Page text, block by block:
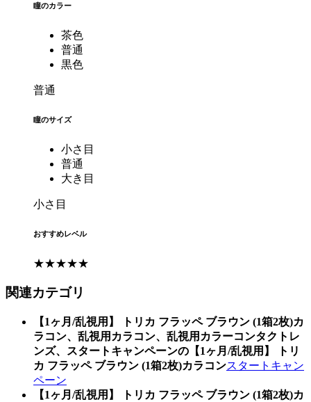
瞳のカラー
茶色
普通
黒色
普通
瞳のサイズ
小さ目
普通
大き目
小さ目
おすすめレベル
★★★★★
関連カテゴリ
【1ヶ月/乱視用】 トリカ フラッペ ブラウン (1箱2枚)カ
ラコン、乱視用カラコン、乱視用カラーコンタクトレ
ンズ、スタートキャンペーンの【1ヶ月/乱視用】 トリ
カ フラッペ ブラウン (1箱2枚)カラコンスタートキャン
ペーン
【1ヶ月/乱視用】 トリカ フラッペ ブラウン (1箱2枚)カ